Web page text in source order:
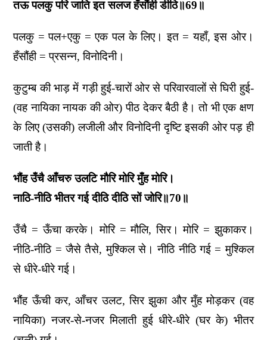
तऊ पलकु परि जाति इत सलज हँसौंही डीठि॥69॥
पलकु = पल+एकु = एक पल के लिए। इत = यहाँ, इस ओर।
हँसौंही = प्रसन्न, विनोदिनी।
कुटुम्ब की भाड़ में गड़ी हुई-चारों ओर से परिवारवालों से घिरी हुई-
(वह नायिका नायक की ओर) पीठ देकर बैठी है। तो भी एक क्षण
के लिए (उसकी) लजीली और विनोदिनी दृष्टि इसकी ओर पड़ ही
जाती है।
भौंह उँचै आँचरु उलटि मौरि मोरि मुँह मोरि।
नाठि-नीठि भीतर गई दीठि दीठि सों जोरि॥70॥
उँचै = ऊँचा करके। मोरि = मौलि, सिर। मोरि = झुकाकर।
नीठि-नीठि = जैसे तैसे, मुश्किल से। नीठि नीठि गई = मुश्किल
से धीरे-धीरे गई।
भौंह ऊँची कर, आँचर उलट, सिर झुका और मुँह मोड़कर (वह
नायिका) नजर-से-नजर मिलाती हुई धीरे-धीरे (घर के) भीतर